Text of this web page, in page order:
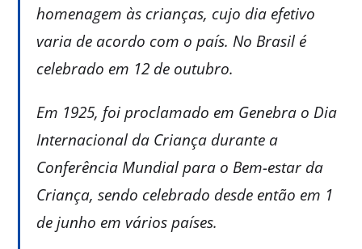
homenagem às crianças, cujo dia efetivo
varia de acordo com o país. No Brasil é
celebrado em 12 de outubro.
Em 1925, foi proclamado em Genebra o Dia
Internacional da Criança durante a
Conferência Mundial para o Bem-estar da
Criança, sendo celebrado desde então em 1
de junho em vários países.